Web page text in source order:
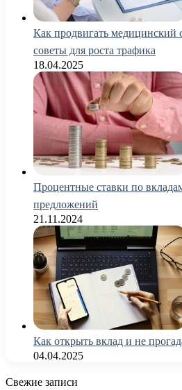
Как продвигать медицинский
советы для роста трафика
18.04.2025
Процентные ставки по
предложений
21.11.2024
Как открыть вклад и не
04.04.2025
Свежие записи